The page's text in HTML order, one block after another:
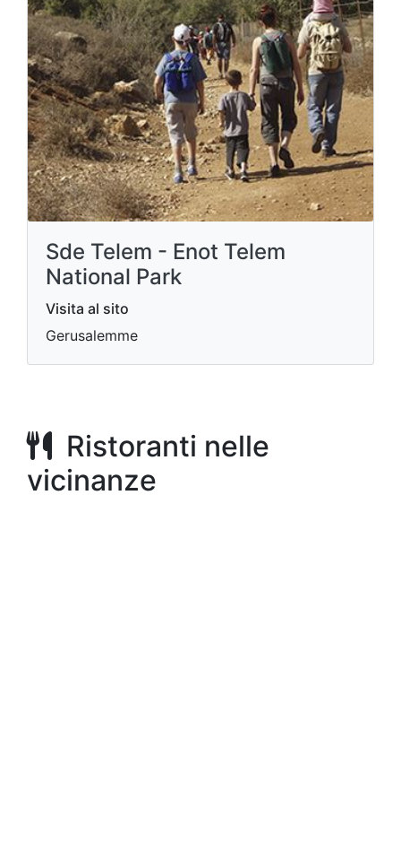
Sde Telem - Enot Telem
National Park
Visita al sito
Gerusalemme
Ristoranti nelle
vicinanze